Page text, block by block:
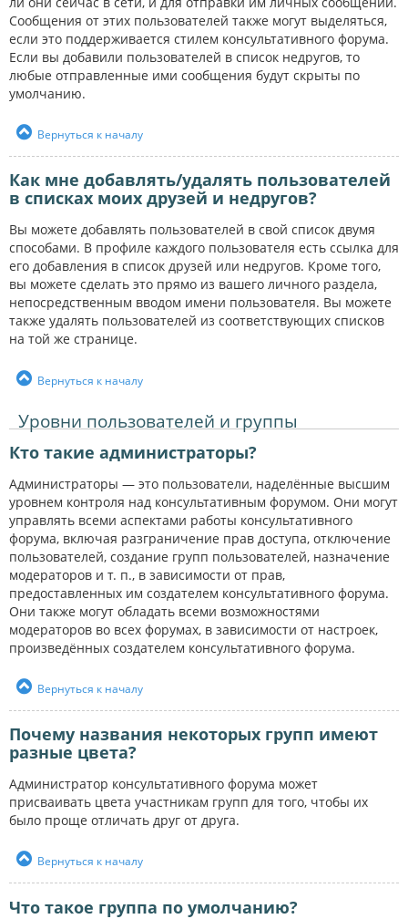
Сообщения от этих пользователей также могут выделяться,
если это поддерживается стилем консультативного форума.
Если вы добавили пользователей в список недругов, то
любые отправленные ими сообщения будут скрыты по
умолчанию.
Вернуться к началу
Как мне добавлять/удалять пользователей
в списках моих друзей и недругов?
Вы можете добавлять пользователей в свой список двумя
способами. В профиле каждого пользователя есть ссылка для
его добавления в список друзей или недругов. Кроме того,
вы можете сделать это прямо из вашего личного раздела,
непосредственным вводом имени пользователя. Вы можете
также удалять пользователей из соответствующих списков
на той же странице.
Вернуться к началу
Уровни пользователей и группы
Кто такие администраторы?
Администраторы — это пользователи, наделённые высшим
уровнем контроля над консультативным форумом. Они могут
управлять всеми аспектами работы консультативного
форума, включая разграничение прав доступа, отключение
пользователей, создание групп пользователей, назначение
модераторов и т. п., в зависимости от прав,
предоставленных им создателем консультативного форума.
Они также могут обладать всеми возможностями
модераторов во всех форумах, в зависимости от настроек,
произведённых создателем консультативного форума.
Вернуться к началу
Почему названия некоторых групп имеют
разные цвета?
Администратор консультативного форума может
присваивать цвета участникам групп для того, чтобы их
было проще отличать друг от друга.
Вернуться к началу
Что такое группа по умолчанию?